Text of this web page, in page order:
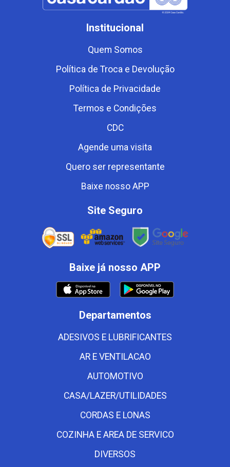
Institucional
Quem Somos
Política de Troca e Devolução
Política de Privacidade
Termos e Condições
CDC
Agende uma visita
Quero ser representante
Baixe nosso APP
Site Seguro
Baixe já nosso APP
Departamentos
ADESIVOS E LUBRIFICANTES
AR E VENTILACAO
AUTOMOTIVO
CASA/LAZER/UTILIDADES
CORDAS E LONAS
COZINHA E AREA DE SERVICO
DIVERSOS